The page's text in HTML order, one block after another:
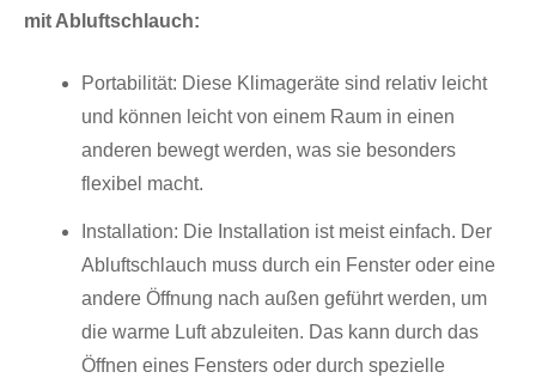
mit Abluftschlauch:
Portabilität: Diese Klimageräte sind relativ leicht
und können leicht von einem Raum in einen
anderen bewegt werden, was sie besonders
flexibel macht.
Installation: Die Installation ist meist einfach. Der
Abluftschlauch muss durch ein Fenster oder eine
andere Öffnung nach außen geführt werden, um
die warme Luft abzuleiten. Das kann durch das
Öffnen eines Fensters oder durch spezielle